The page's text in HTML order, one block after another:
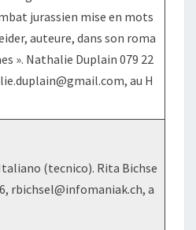
jurassien mise en mots
auteure, dans son roma
». Nathalie Duplain 079 22
au H
(tecnico). Rita Bichse
rbichsel@infomaniak.ch, a